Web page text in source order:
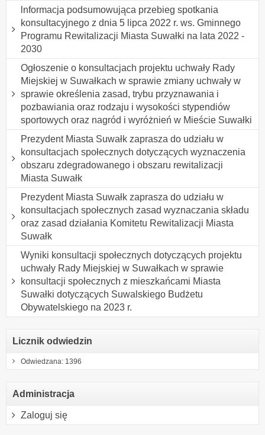
lnformacja podsumowująca przebieg spotkania
konsultacyjnego z dnia 5 lipca 2022 r. ws. Gminnego
Programu Rewitalizacji Miasta Suwałki na lata 2022 -
2030
Ogłoszenie o konsultacjach projektu uchwały Rady
Miejskiej w Suwałkach w sprawie zmiany uchwały w
sprawie określenia zasad, trybu przyznawania i
pozbawiania oraz rodzaju i wysokości stypendiów
sportowych oraz nagród i wyróżnień w Mieście Suwałki
Prezydent Miasta Suwałk zaprasza do udziału w
konsultacjach społecznych dotyczących wyznaczenia
obszaru zdegradowanego i obszaru rewitalizacji
Miasta Suwałk
Prezydent Miasta Suwałk zaprasza do udziału w
konsultacjach społecznych zasad wyznaczania składu
oraz zasad działania Komitetu Rewitalizacji Miasta
Suwałk
Wyniki konsultacji społecznych dotyczących projektu
uchwały Rady Miejskiej w Suwałkach w sprawie
konsultacji społecznych z mieszkańcami Miasta
Suwałki dotyczących Suwalskiego Budżetu
Obywatelskiego na 2023 r.
Licznik odwiedzin
Odwiedzana: 1396
Administracja
Zaloguj się